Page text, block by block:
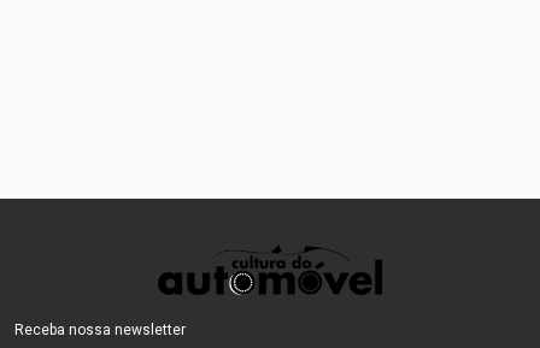
Receba nossa newsletter